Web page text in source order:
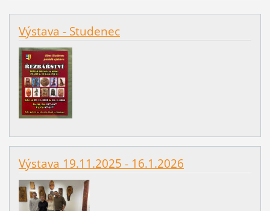
Výstava - Studenec
Výstava 19.11.2025 - 16.1.2026